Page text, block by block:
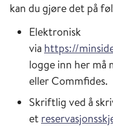
kan du gjøre det på
Elektronisk
via https://
logge inn her må
eller Commfides.
Skriftlig ved å
et